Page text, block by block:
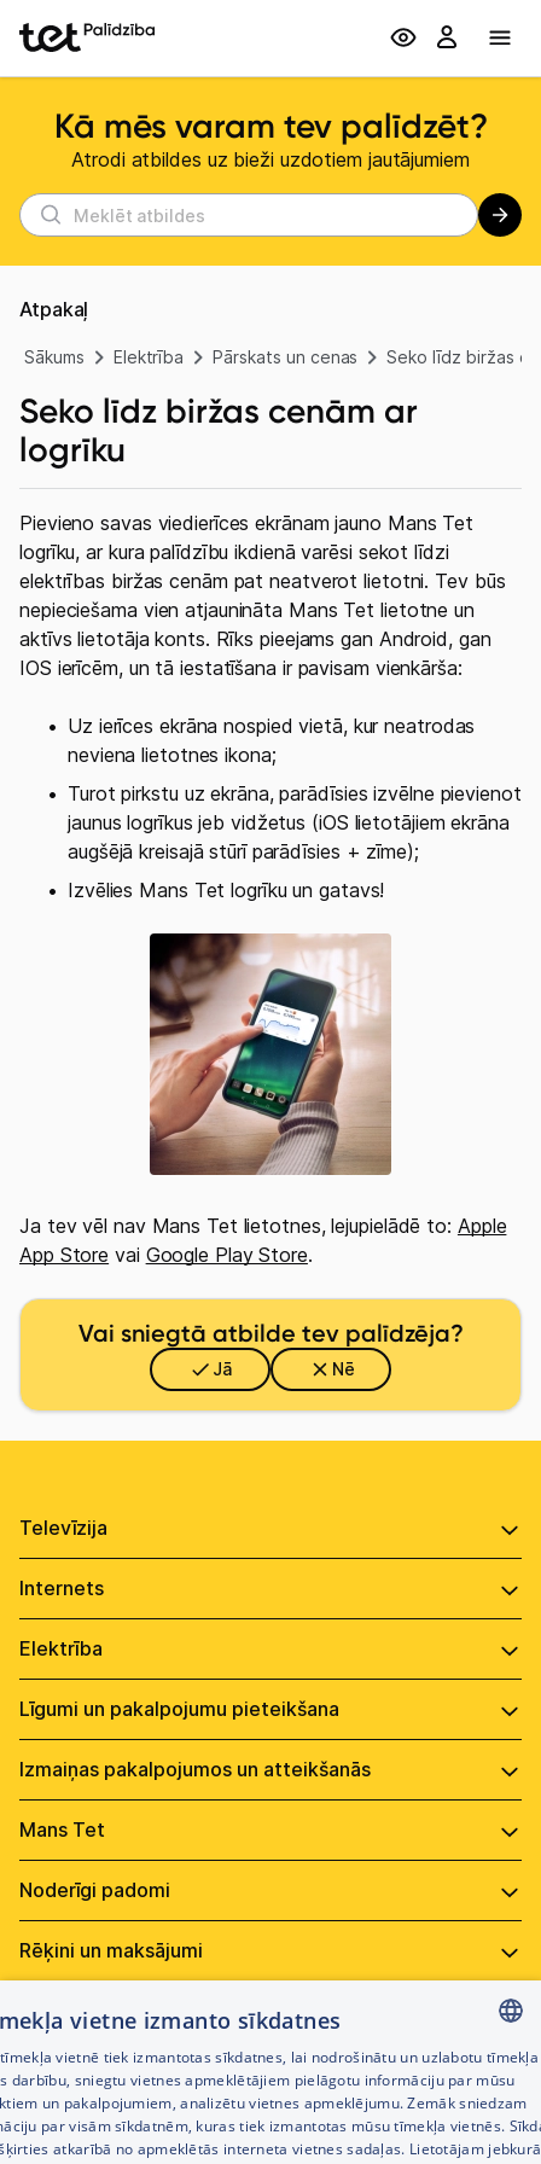
Kā mēs varam tev palīdzēt?
Atrodi atbildes uz bieži uzdotiem jautājumiem
Atpakaļ
Sākums Elektrība Pārskats un cenas Seko līdz biržas
Seko līdz biržas cenām ar
logrīku
Pievieno savas viedierīces ekrānam jauno Mans Tet
logrīku, ar kura palīdzību ikdienā varēsi sekot līdzi
elektrības biržas cenām pat neatverot lietotni. Tev būs
nepieciešama vien atjaunināta Mans Tet lietotne un
aktīvs lietotāja konts. Rīks pieejams gan Android, gan
IOS ierīcēm, un tā iestatīšana ir pavisam vienkārša:
Ja tev vēl nav Mans Tet lietotnes, lejupielādē to: Apple
App Store vai Google Play Store.
Papildu saturs
Virszemes Tet TV
Papildus pakalpojumi
Tet Kiberrisku apdrošināšana
Pārskats un cenas
Elektrotīkla kvalitāte
Nosacījumi un norēķini
Saziņas veidi un atļaujas
Profila informācija
Personas datu apstrāde
Tehnikas aizsardzība (negaiss)
Rakšanas darbi
Rēķinu saņemšanas veidi
Rēķina apmaksa
Parāds
SIN un avansa atmaksa
Tet Drošība (Bitdefender)
Mobile Security priekš Android
Tet Kiberrisku apdrošināšana
Lietošana
Papildpakalpojumi
LATVIAN
RUSSIAN
ENGLISH
vietne izmanto sīkdatnes
vietnē tiek izmantotas sīkdatnes, lai nodrošinātu un uzlabotu tīmekļa
darbību, sniegtu vietnes apmeklētājiem pielāgotu informāciju par mūsu
un pakalpojumiem, analizētu vietnes apmeklējumu. Zemāk sniedzam
par visām sīkdatnēm, kuras tiek izmantotas mūsu tīmekļa vietnēs.
atkarībā no apmeklētās interneta vietnes sadaļas. Lietotājam